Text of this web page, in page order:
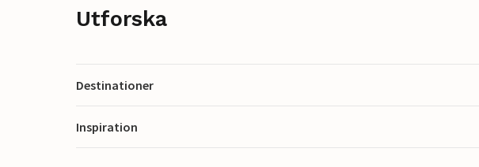
Utforska
Destinationer
Inspiration